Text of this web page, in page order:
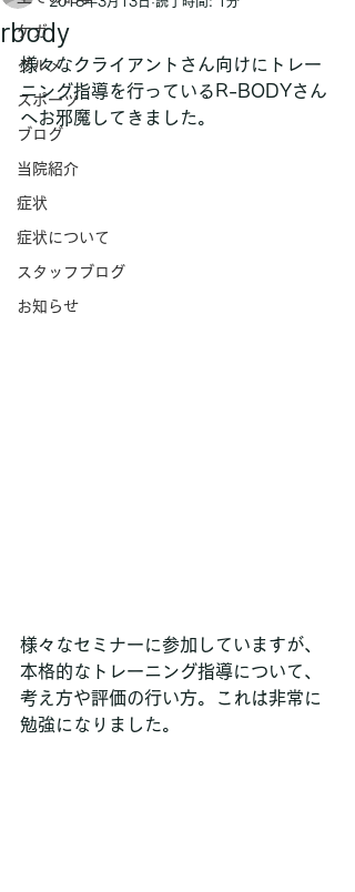
ケガ
グルメ
スポーツ
ブログ
当院紹介
症状
症状について
スタッフブログ
お知らせ
rbody
様々なクライアントさん向けにトレー
ニング指導を行っているR-BODYさん
へお邪魔してきました。
様々なセミナーに参加していますが、
本格的なトレーニング指導について、
考え方や評価の行い方。これは非常に
勉強になりました。